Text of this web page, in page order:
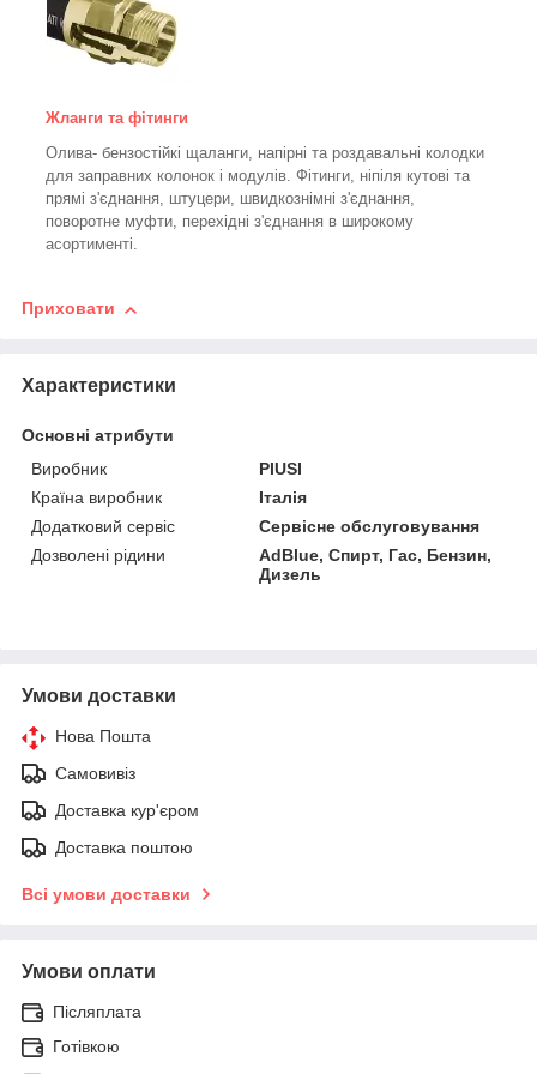
Жланги та фітинги
Олива- бензостійкі щаланги, напірні та роздавальні колодки
для заправних колонок і модулів. Фітинги, ніпіля кутові та
прямі з'єднання, штуцери, швидкознімні з'єднання,
поворотне муфти, перехідні з'єднання в широкому
асортименті.
Приховати
Характеристики
Основні атрибути
Виробник
PIUSI
Країна виробник
Італія
Додатковий сервіс
Сервісне обслуговування
Дозволені рідини
AdBlue, Спирт, Гас, Бензин,
Дизель
Умови доставки
Нова Пошта
Самовивіз
Доставка кур'єром
Доставка поштою
Всі умови доставки
Умови оплати
Післяплата
Готівкою